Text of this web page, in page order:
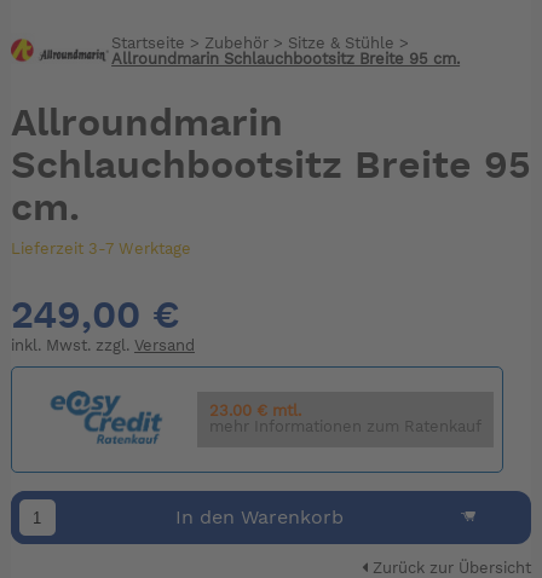
Startseite > Zubehör > Sitze & Stühle >
Allroundmarin Schlauchbootsitz Breite 95 cm.
Allroundmarin
Schlauchbootsitz Breite 95
cm.
Lieferzeit 3-7 Werktage
249,00 €
inkl. Mwst. zzgl. Versand
23.00 € mtl.
mehr Informationen zum Ratenkauf
In den Warenkorb
Zurück zur Übersicht